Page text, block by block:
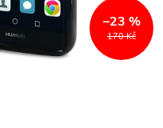
170 Kč
–23 %